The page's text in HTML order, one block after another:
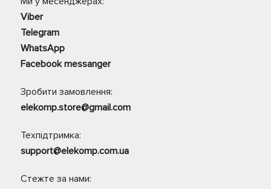
Viber
Telegram
WhatsApp
Facebook messanger
Зробити замовлення:
elekomp.store@gmail.com
Техпідтримка:
support@elekomp.com.ua
Стежте за нами: